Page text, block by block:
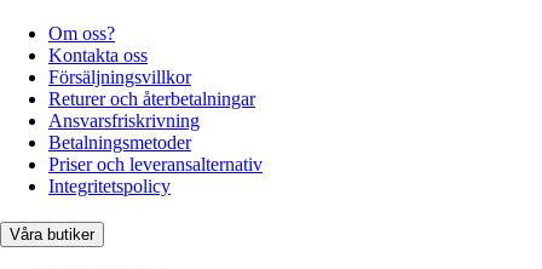
Om oss?
Kontakta oss
Försäljningsvillkor
Returer och återbetalningar
Ansvarsfriskrivning
Betalningsmetoder
Priser och leveransalternativ
Integritetspolicy
Våra butiker